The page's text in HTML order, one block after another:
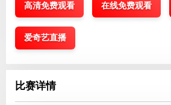
高清免费观看 在线免费观看
爱奇艺直播
比赛详情